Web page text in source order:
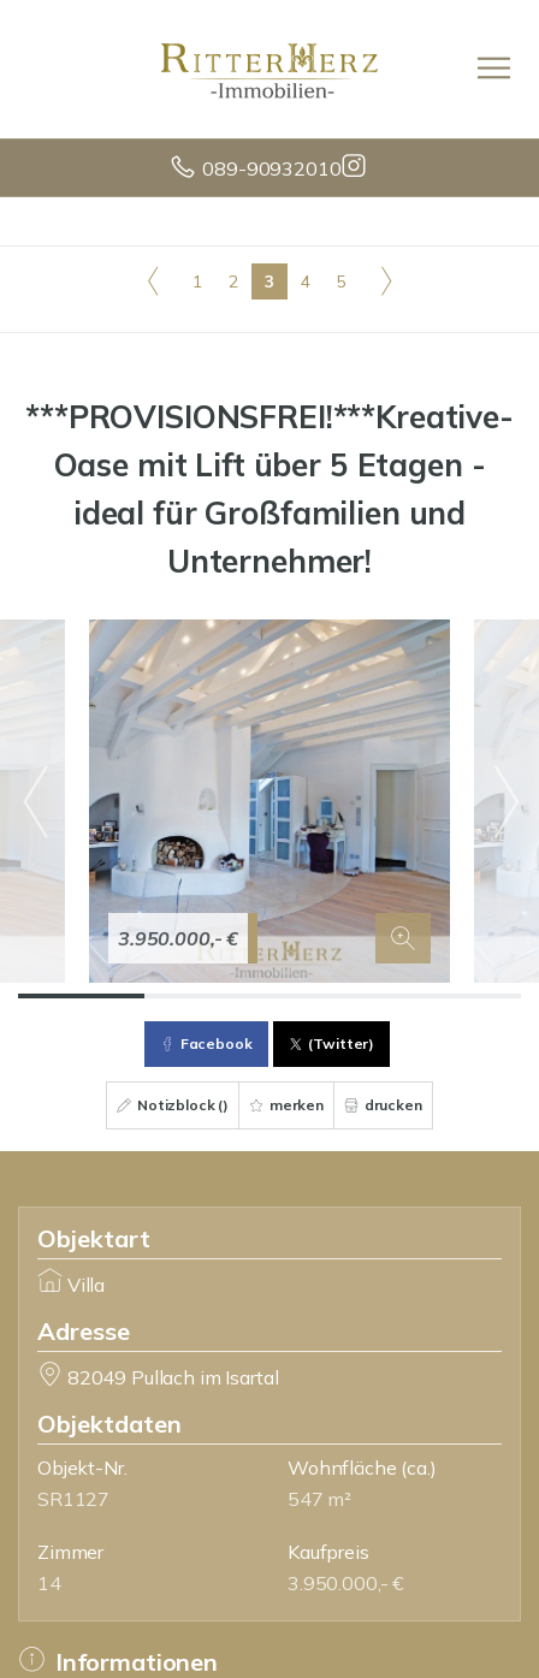
089-90932010
1 2 3 4 5
***PROVISIONSFREI!***Kreative-
Oase mit Lift über 5 Etagen -
ideal für Großfamilien und
Unternehmer!
3.950.000,- €
Facebook (Twitter)
Notizblock () merken drucken
Objektart
Villa
Adresse
82049 Pullach im Isartal
Objektdaten
Objekt-Nr.
SR1127
Wohnfläche (ca.)
547 m²
Zimmer
14
Kaufpreis
3.950.000,- €
Informationen